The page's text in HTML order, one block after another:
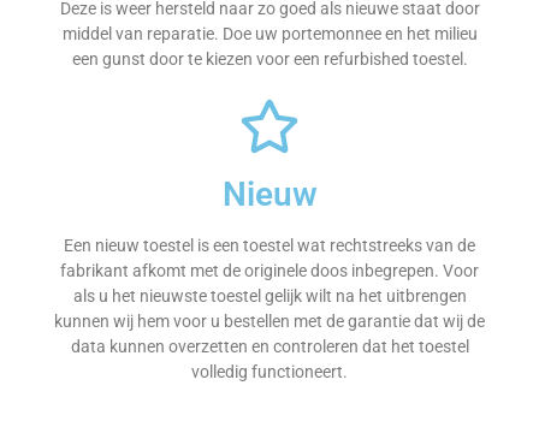
Deze is weer hersteld naar zo goed als nieuwe staat door
middel van reparatie. Doe uw portemonnee en het milieu
een gunst door te kiezen voor een refurbished toestel.
Nieuw
Een nieuw toestel is een toestel wat rechtstreeks van de
fabrikant afkomt met de originele doos inbegrepen. Voor
als u het nieuwste toestel gelijk wilt na het uitbrengen
kunnen wij hem voor u bestellen met de garantie dat wij de
data kunnen overzetten en controleren dat het toestel
volledig functioneert.